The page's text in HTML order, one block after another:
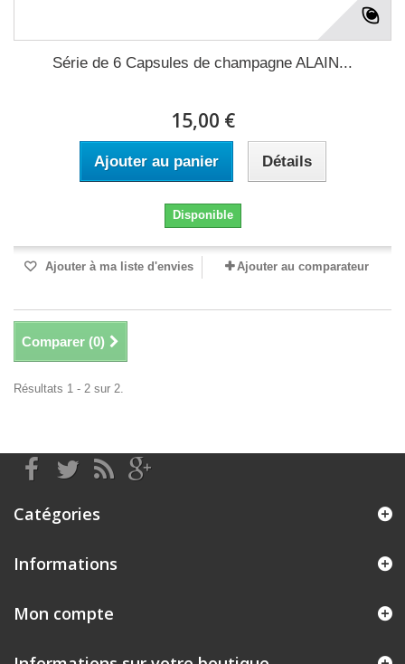
Série de 6 Capsules de champagne ALAIN...
15,00 €
Ajouter au panier Détails
Disponible
Ajouter à ma liste d'envies Ajouter au comparateur
Comparer (0)
Résultats 1 - 2 sur 2.
Catégories
Informations
Mon compte